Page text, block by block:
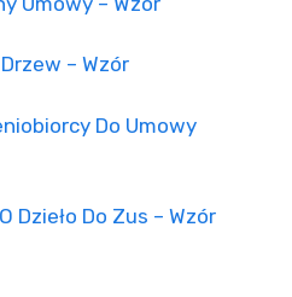
– Wzór
Do Umowy
Dzieło Do Zus – Wzór